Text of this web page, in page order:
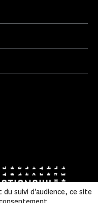
du suivi d'audience, ce site